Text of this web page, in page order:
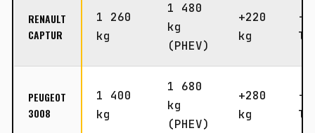
RENAULT
CAPTUR
1 260
kg
1 480
kg
(PHEV)
+220
kg
-
PEUGEOT
3008
1 400
kg
1 680
kg
(PHEV)
+280
kg
-